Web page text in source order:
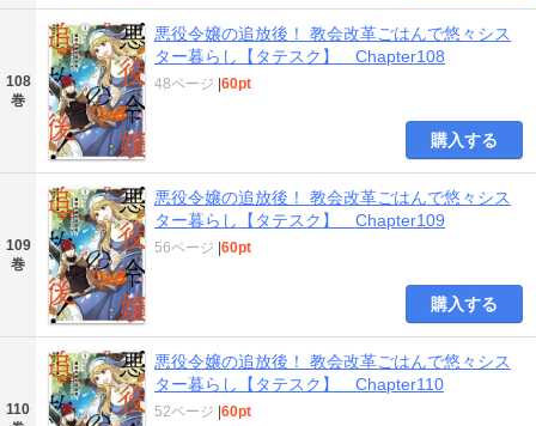
108
巻
悪役令嬢の追放後！ 教会改革ごはんで悠々シス
ター暮らし【タテスク】 Chapter108
48ページ 60pt
購入する
109
巻
悪役令嬢の追放後！ 教会改革ごはんで悠々シス
ター暮らし【タテスク】 Chapter109
56ページ 60pt
購入する
110
悪役令嬢の追放後！ 教会改革ごはんで悠々シス
ター暮らし【タテスク】 Chapter110
52ページ 60pt